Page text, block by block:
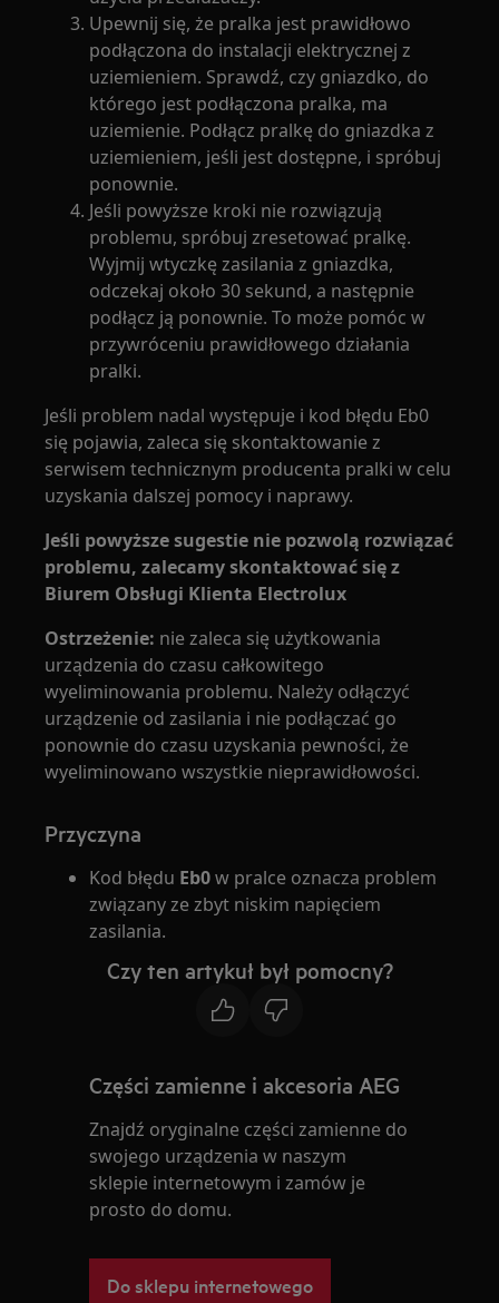
Upewnij się, że pralka jest prawidłowo
podłączona do instalacji elektrycznej z
uziemieniem. Sprawdź, czy gniazdko, do
którego jest podłączona pralka, ma
uziemienie. Podłącz pralkę do gniazdka z
uziemieniem, jeśli jest dostępne, i spróbuj
ponownie.
Jeśli powyższe kroki nie rozwiązują
problemu, spróbuj zresetować pralkę.
Wyjmij wtyczkę zasilania z gniazdka,
odczekaj około 30 sekund, a następnie
podłącz ją ponownie. To może pomóc w
przywróceniu prawidłowego działania
pralki.
Jeśli problem nadal występuje i kod błędu Eb0
się pojawia, zaleca się skontaktowanie z
serwisem technicznym producenta pralki w celu
uzyskania dalszej pomocy i naprawy.
Jeśli powyższe sugestie nie pozwolą rozwiązać
problemu, zalecamy skontaktować się z
Biurem Obsługi Klienta Electrolux
Ostrzeżenie: nie zaleca się użytkowania
urządzenia do czasu całkowitego
wyeliminowania problemu. Należy odłączyć
urządzenie od zasilania i nie podłączać go
ponownie do czasu uzyskania pewności, że
wyeliminowano wszystkie nieprawidłowości.
Przyczyna
Kod błędu Eb0w pralce oznacza problem
związany ze zbyt niskim napięciem
zasilania.
Czy ten artykuł był pomocny?
Części zamienne i akcesoria AEG
Znajdź oryginalne części zamienne do
swojego urządzenia w naszym
sklepie internetowym i zamów je
prosto do domu.
Do sklepu internetowego